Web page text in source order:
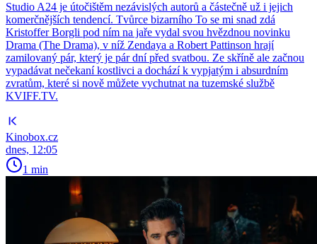
Studio A24 je útočištěm nezávislých autorů a částečně už i jejich
komerčnějších tendencí. Tvůrce bizarního To se mi snad zdá
Kristoffer Borgli pod ním na jaře vydal svou hvězdnou novinku
Drama (The Drama), v níž Zendaya a Robert Pattinson hrají
zamilovaný pár, který je pár dní před svatbou. Ze skříně ale začnou
vypadávat nečekaní kostlivci a dochází k vypjatým i absurdním
zvratům, které si nově můžete vychutnat na tuzemské službě
KVIFF.TV.
Kinobox.cz
dnes, 12:05
1 min